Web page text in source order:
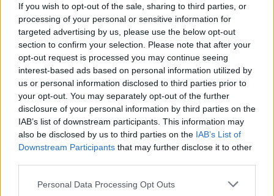
If you wish to opt-out of the sale, sharing to third parties, or
processing of your personal or sensitive information for
targeted advertising by us, please use the below opt-out
section to confirm your selection. Please note that after your
opt-out request is processed you may continue seeing
interest-based ads based on personal information utilized by
us or personal information disclosed to third parties prior to
your opt-out. You may separately opt-out of the further
disclosure of your personal information by third parties on the
IAB’s list of downstream participants. This information may
also be disclosed by us to third parties on the IAB’s List of
Downstream Participants that may further disclose it to other
Please note that this website/app uses one or more Google
Personal Data Processing Opt Outs
τραυματιστούν και να μεταφερθούν στο
νοσοκομείο.
Από την σφοδρή σύγκρουση, σύμφωνα με την ΕΡΤ,
ανασύρθηκε νεκρός ο οδηγός από το κόκκινο ΙΧ
αυτοκίνητο.